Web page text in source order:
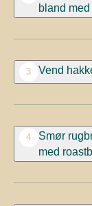
bland
3 Vend
4
Smør
med